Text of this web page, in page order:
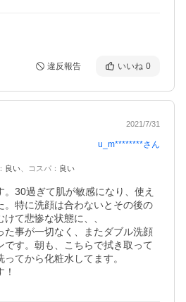
違反報告 いいね 0
2021/7/31
u_m********さん
： 良い コスパ ： 良い
30過ぎて肌が敏感になり、使え
。特に洗顔は合わないとその後の
て悲惨な状態に、、
た事が一切なく、またダブル洗顔
です。朝も、こちらで拭き取って
てから化粧水してます。